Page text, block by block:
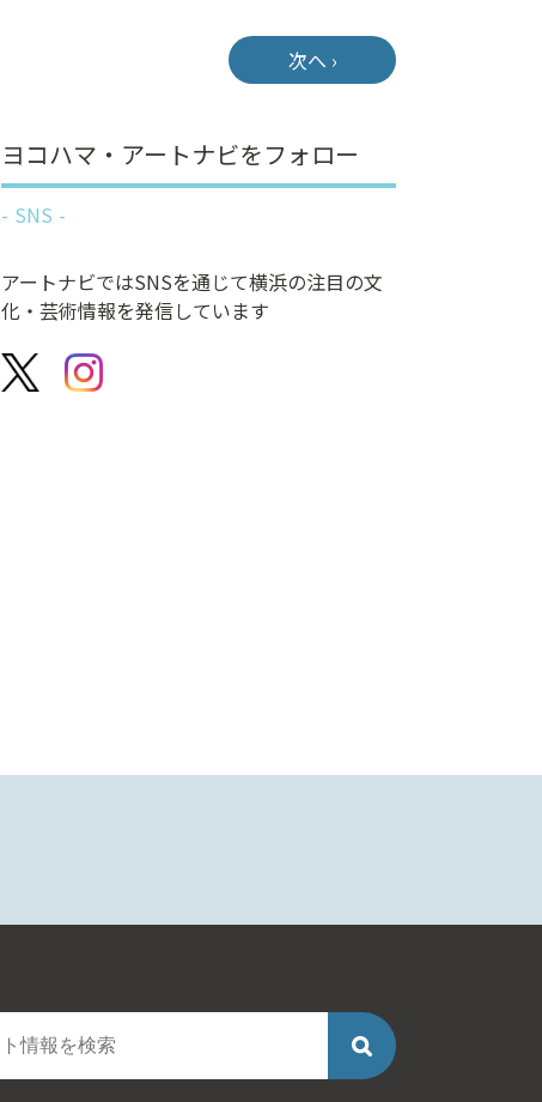
次へ ›
ヨコハマ・アートナビをフォロー
SNS
アートナビではSNSを通じて横浜の注目の文
化・芸術情報を発信しています